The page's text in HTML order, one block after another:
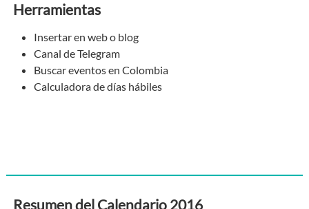
Herramientas
Insertar en web o blog
Canal de Telegram
Buscar eventos en Colombia
Calculadora de días hábiles
Resumen del Calendario 2016